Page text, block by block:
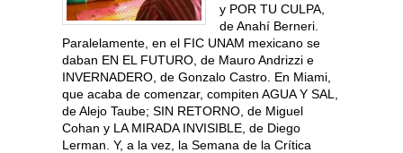
y POR TU CULPA,
de Anahí Berneri.
Paralelamente, en el FIC UNAM mexicano se
daban EN EL FUTURO, de Mauro Andrizzi e
INVERNADERO, de Gonzalo Castro. En Miami,
que acaba de comenzar, compiten AGUA Y SAL,
de Alejo Taube; SIN RETORNO, de Miguel
Cohan y LA MIRADA INVISIBLE, de Diego
Lerman. Y, a la vez, la Semana de la Crítica